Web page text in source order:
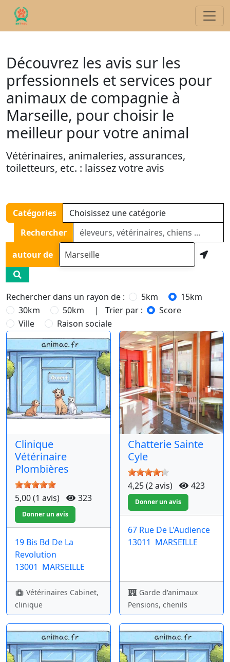
Découvrez les avis sur les
prfessionnels et services pour
animaux de compagnie à
Marseille, pour choisir le
meilleur pour votre animal
Vétérinaires, animaleries, assurances,
toiletteurs, etc. : laissez votre avis
Catégories
Rechercher
autour de
Rechercher dans un rayon de : 5km
15km
30km
50km | Trier par :
Score
Ville
Raison sociale
Clinique
Vétérinaire
Plombières
5,00 (1 avis) 323
19 Bis Bd De La
Revolution
13001 MARSEILLE
Vétérinaires Cabinet,
clinique
Chatterie Sainte
Cyle
4,25 (2 avis) 423
67 Rue De L'Audience
13011 MARSEILLE
Garde d'animaux
Pensions, chenils